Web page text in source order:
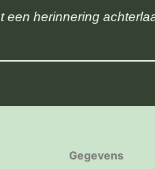
een herinnering
Gegevens